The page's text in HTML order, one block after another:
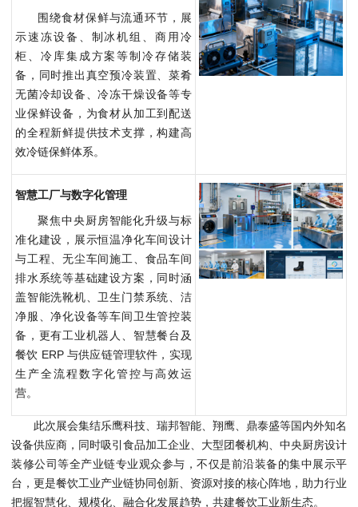
围绕食材保鲜与流通环节，展
示速冻设备、制冰机组、商用冷
柜、冷库集成方案等制冷存储装
备，同时推出真空预冷装置、菜肴
无菌冷却设备、冷冻干燥设备等专
业保鲜设备，为食材从加工到配送
的全程新鲜提供技术支撑，构建高
效冷链保鲜体系。
智慧工厂与数字化管理
聚焦中央厨房智能化升级与标
准化建设，展示恒温净化车间设计
与工程、无尘车间施工、食品车间
排水系统等基础建设方案，同时涵
盖智能洗靴机、卫生门禁系统、洁
净服、净化设备等车间卫生管控装
备，更有工业机器人、智慧餐台及
餐饮 ERP 与供应链管理软件，实现
生产全流程数字化管控与高效运
营。
此次展会集结乐鹰科技、瑞邦智能、翔鹰、鼎泰盛等国内外知名
设备供应商，同时吸引食品加工企业、大型团餐机构、中央厨房设计
装修公司等全产业链专业观众参与，不仅是前沿装备的集中展示平
台，更是餐饮工业产业链协同创新、资源对接的核心阵地，助力行业
把握智慧化、规模化、融合化发展趋势，共建餐饮工业新生态。